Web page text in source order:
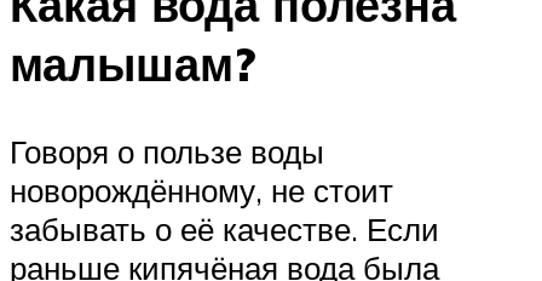
малышам?
Говоря о пользе воды
новорождённому, не стоит
забывать о её качестве. Если
раньше кипячёная вода была